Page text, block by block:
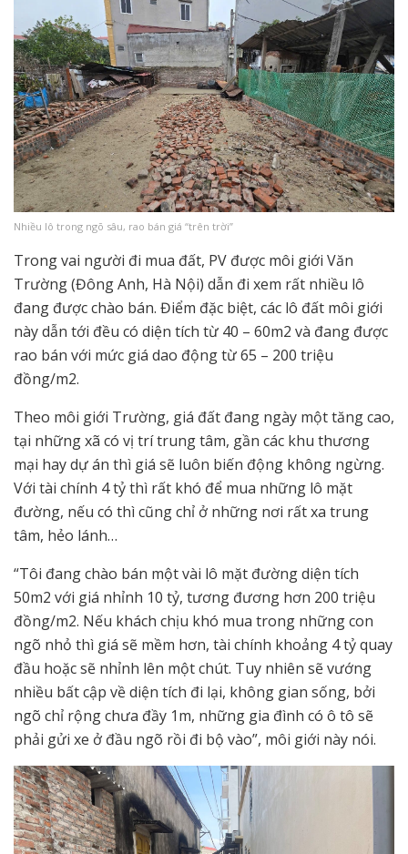
Nhiều lô trong ngõ sâu, rao bán giá “trên trời”
Trong vai người đi mua đất, PV được môi giới Văn
Trường (Đông Anh, Hà Nội) dẫn đi xem rất nhiều lô
đang được chào bán. Điểm đặc biệt, các lô đất môi giới
này dẫn tới đều có diện tích từ 40 – 60m2 và đang được
rao bán với mức giá dao động từ 65 – 200 triệu
đồng/m2.
Theo môi giới Trường, giá đất đang ngày một tăng cao,
tại những xã có vị trí trung tâm, gần các khu thương
mại hay dự án thì giá sẽ luôn biến động không ngừng.
Với tài chính 4 tỷ thì rất khó để mua những lô mặt
đường, nếu có thì cũng chỉ ở những nơi rất xa trung
tâm, hẻo lánh…
“Tôi đang chào bán một vài lô mặt đường diện tích
50m2 với giá nhỉnh 10 tỷ, tương đương hơn 200 triệu
đồng/m2. Nếu khách chịu khó mua trong những con
ngõ nhỏ thì giá sẽ mềm hơn, tài chính khoảng 4 tỷ quay
đầu hoặc sẽ nhỉnh lên một chút. Tuy nhiên sẽ vướng
nhiều bất cập về diện tích đi lại, không gian sống, bởi
ngõ chỉ rộng chưa đầy 1m, những gia đình có ô tô sẽ
phải gửi xe ở đầu ngõ rồi đi bộ vào”, môi giới này nói.